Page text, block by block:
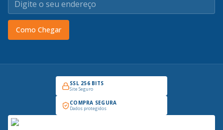
Como Chegar
SSL 256 BITS
Site Seguro
COMPRA SEGURA
Dados protegidos